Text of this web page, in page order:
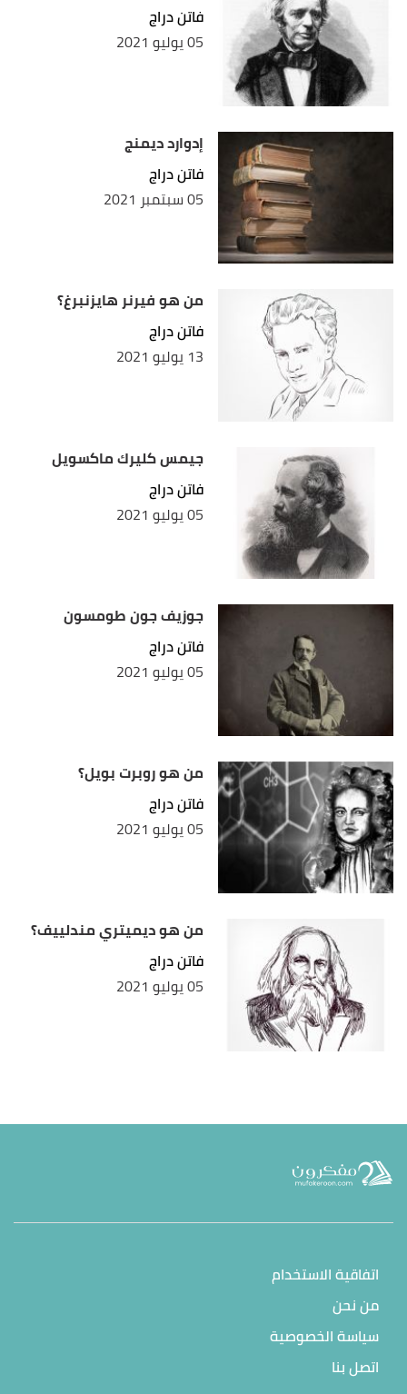
فاتن دراج
05 يوليو 2021
إدوارد ديمنج
فاتن دراج
05 سبتمبر 2021
من هو فيرنر هايزنبرغ؟
فاتن دراج
13 يوليو 2021
جيمس كليرك ماكسويل
فاتن دراج
05 يوليو 2021
جوزيف جون طومسون
فاتن دراج
05 يوليو 2021
من هو روبرت بويل؟
فاتن دراج
05 يوليو 2021
من هو ديميتري مندلييف؟
فاتن دراج
05 يوليو 2021
اتفاقية الاستخدام
من نحن
سياسة الخصوصية
اتصل بنا